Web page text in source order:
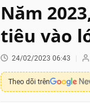
Năm
tiêu vào
24/02/2023 06:43
Theo dõi trên